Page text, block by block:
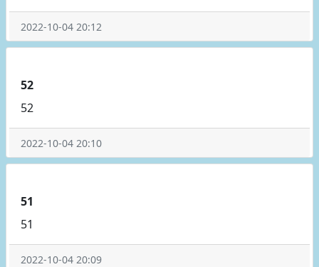
2022-10-04 20:12
52
52
2022-10-04 20:10
51
51
2022-10-04 20:09